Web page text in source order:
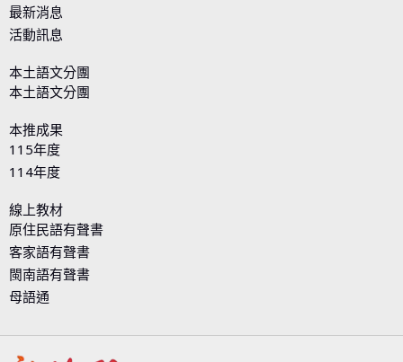
最新消息
活動訊息
本土語文分團
本土語文分團
本推成果
115年度
114年度
線上教材
原住民語有聲書
客家語有聲書
閩南語有聲書
母語通